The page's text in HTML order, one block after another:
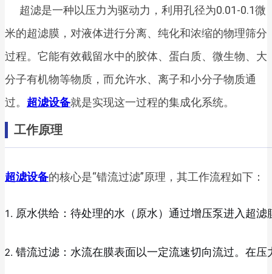
超滤是一种以压力为驱动力，利用孔径为0.01-0.1微
米的超滤膜，对液体进行分离、纯化和浓缩的物理筛分
过程。它能有效截留水中的胶体、蛋白质、微生物、大
分子有机物等物质，而允许水、离子和小分子物质通
过。 超滤设备就是实现这一过程的集成化系统。
工作原理
超滤设备的核心是“错流过滤”原理，其工作流程如下：
原水供给：待处理的水（原水）通过增压泵进入超滤
错流过滤：水流在膜表面以一定流速切向流过。在